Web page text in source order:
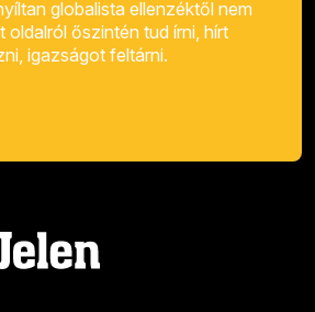
globalista ellenzéktől nem
oldalról őszintén tud írni, hírt
igazságot feltárni.